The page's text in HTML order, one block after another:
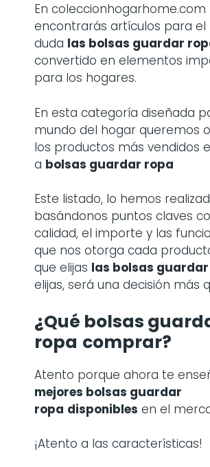
En coleccionhogarhome.com
encontrarás artículos para el
duda las bolsas guardar
convertido en elementos
para los hogares.
En esta categoría diseñada
mundo del hogar queremos
los productos más vendidos
a bolsas guardar ropa
Este listado, lo hemos
basándonos puntos claves
calidad, el importe y las
que nos otorga cada
que elijas las bolsas
elijas, será una decisión más
¿Qué bolsas
ropa comprar?
Atento porque ahora te
mejores bolsas guardar
ropa disponibles en el
¡Atento a las características!